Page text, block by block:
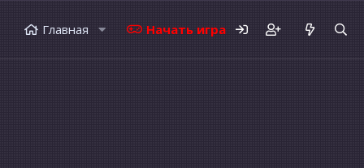
Главная Начать играть Форумы